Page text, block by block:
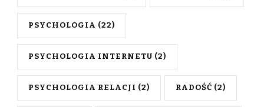
PSYCHOLOGIA (22)
PSYCHOLOGIA INTERNETU (2)
PSYCHOLOGIA RELACJI (2) RADOŚĆ (2)